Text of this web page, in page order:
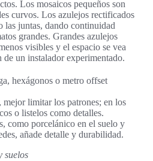
Los mosaicos pequeños son
curvos. Los azulejos rectificados
juntas, dando continuidad
grandes. Grandes azulejos
visibles y el espacio se vea
un instalador experimentado.
hexágonos o metro offset
mejor limitar los patrones; en los
o listelos como detalles.
como porcelánico en el suelo y
añade detalle y durabilidad.
suelos